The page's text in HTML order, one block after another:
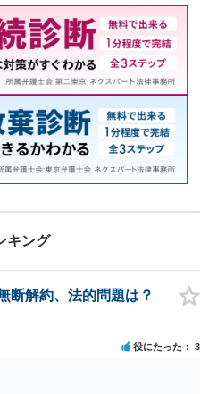
キング
断解約、法的問題は？
役にたった 3